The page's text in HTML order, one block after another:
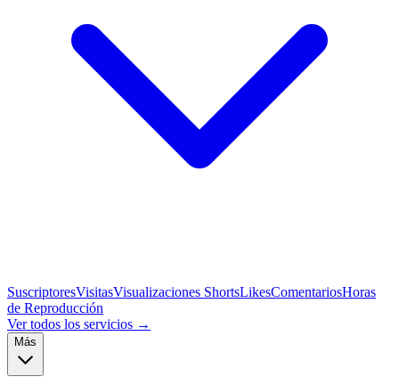
SuscriptoresVisitasVisualizaciones ShortsLikesComentariosHoras
de Reproducción
Ver todos los servicios →
Más